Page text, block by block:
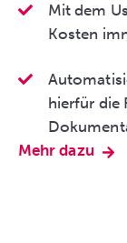
Mit dem
Kosten
hierfür die
Mehr dazu